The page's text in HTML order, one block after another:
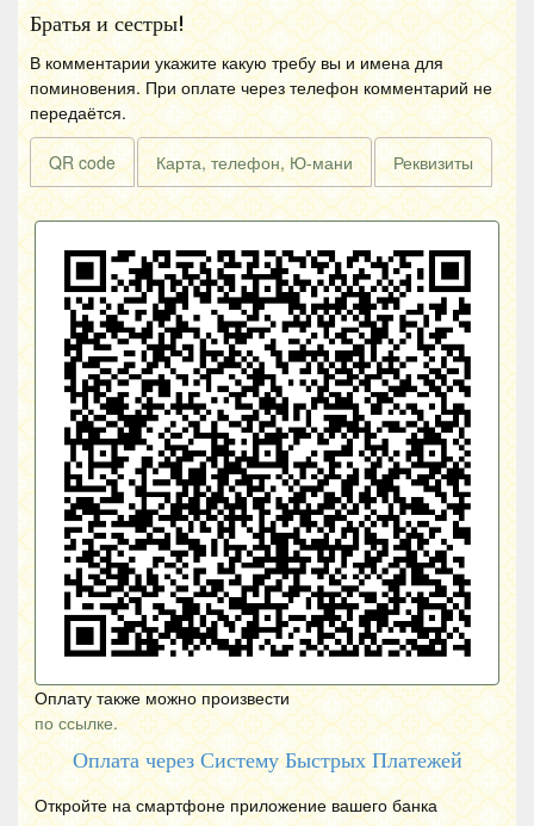
Братья и сестры!
В комментарии укажите какую требу вы и имена для
поминовения. При оплате через телефон комментарий не
передаётся.
QR code Карта, телефон, Ю-мани Реквизиты
Оплату также можно произвести
по ссылке.
Оплата через Систему Быстрых Платежей
Откройте на смартфоне приложение вашего банка